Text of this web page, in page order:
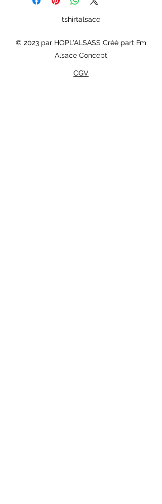
tshirtalsace
© 2023 par HOPL'ALSASS Créé part Fm
Alsace Concept
CGV